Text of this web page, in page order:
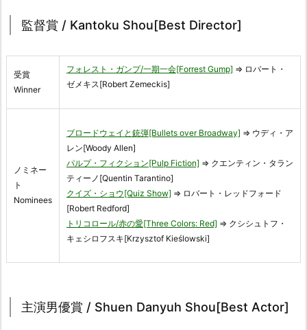
監督賞 / Kantoku Shou[Best Director]
受賞
Winner
フォレスト・ガンプ/一期一会[Forrest Gump] ⇒ ロバート・
ゼメキス[Robert Zemeckis]
ノミネー
ト
Nominees
ブロードウェイと銃弾[Bullets over Broadway] ⇒ ウディ・ア
レン[Woody Allen]
パルプ・フィクション[Pulp Fiction] ⇒ クエンティン・タラン
ティーノ[Quentin Tarantino]
クイズ・ショウ[Quiz Show] ⇒ ロバート・レッドフォード
[Robert Redford]
トリコロール/赤の愛[Three Colors: Red] ⇒ クシシュトフ・
キェシロフスキ[Krzysztof Kieślowski]
主演男優賞 / Shuen Danyuh Shou[Best Actor]